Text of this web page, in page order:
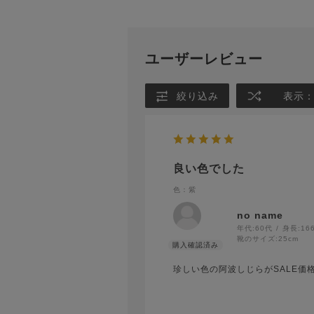
ユーザーレビュー
絞り込み 表示
良い色でした
色：紫
no name
年代:60代 身長:
靴のサイズ: 25cm
珍しい色の阿波しじらがSALE価